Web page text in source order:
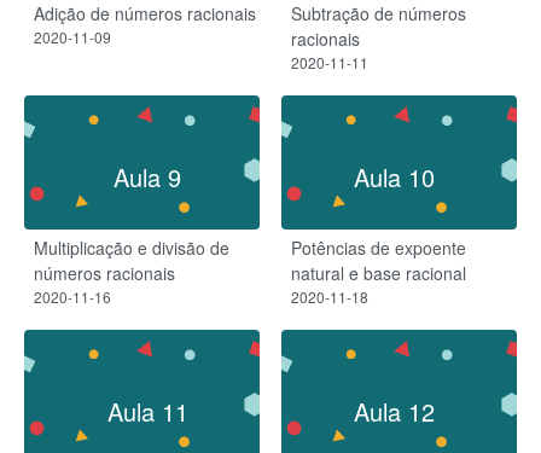
Adição de números racionais
2020-11-09
Subtração de números
racionais
2020-11-11
Aula 9
Multiplicação e divisão de
números racionais
2020-11-16
Aula 10
Potências de expoente
natural e base racional
2020-11-18
Aula 11 Aula 12